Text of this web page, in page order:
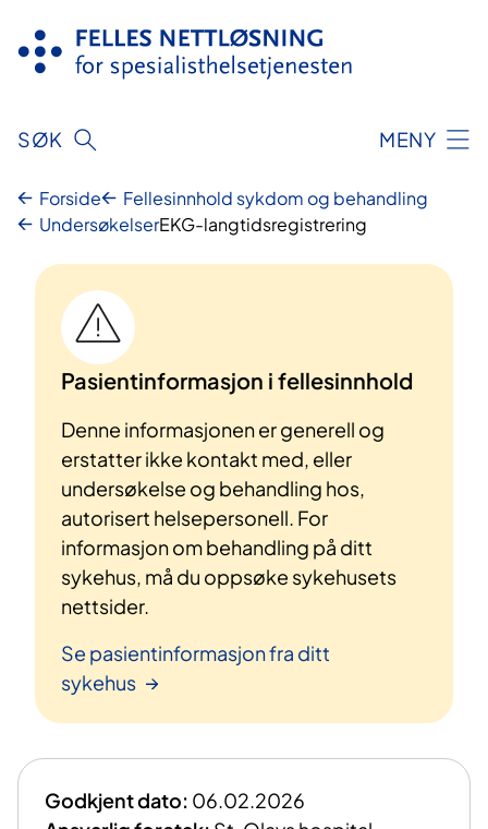
innhold
SØK MENY
Forside
Fellesinnhold sykdom og behandling
UndersøkelserEKG-langtidsregistrering
Pasientinformasjon i fellesinnhold
Denne informasjonen er generell og
erstatter ikke kontakt med, eller
undersøkelse og behandling hos,
autorisert helsepersonell. For
informasjon om behandling på ditt
sykehus, må du oppsøke sykehusets
nettsider.
Se pasientinformasjon fra ditt
sykehus
Godkjent dato: 06.02.2026